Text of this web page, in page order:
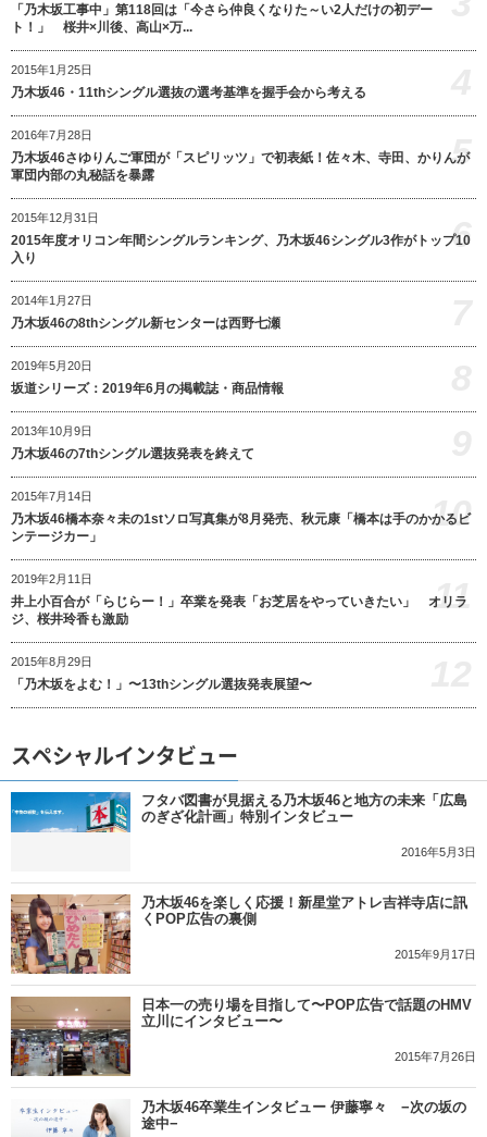
「乃木坂工事中」第118回は「今さら仲良くなりた～い2人だけの初デー
ト！」 桜井×川後、高山×万...
2015年1月25日
乃木坂46・11thシングル選抜の選考基準を握手会から考える
2016年7月28日
乃木坂46さゆりんご軍団が「スピリッツ」で初表紙！佐々木、寺田、かりんが
軍団内部の丸秘話を暴露
5
2015年12月31日
2015年度オリコン年間シングルランキング、乃木坂46シングル3作がトップ10
入り
6
2014年1月27日
乃木坂46の8thシングル新センターは西野七瀬
2019年5月20日
坂道シリーズ：2019年6月の掲載誌・商品情報
2013年10月9日
乃木坂46の7thシングル選抜発表を終えて
2015年7月14日
乃木坂46橋本奈々未の1stソロ写真集が8月発売、秋元康「橋本は手のかかるビ
ンテージカー」
10
2019年2月11日
井上小百合が「らじらー！」卒業を発表「お芝居をやっていきたい」 オリラ
ジ、桜井玲香も激励
11
2015年8月29日
「乃木坂をよむ！」〜13thシングル選抜発表展望〜
スペシャルインタビュー
フタバ図書が見据える乃木坂46と地方の未来「広島
のぎざ化計画」特別インタビュー
2016年5月3日
乃木坂46を楽しく応援！新星堂アトレ吉祥寺店に訊
くPOP広告の裏側
2015年9月17日
日本一の売り場を目指して〜POP広告で話題のHMV
立川にインタビュー〜
2015年7月26日
乃木坂46卒業生インタビュー 伊藤寧々 −次の坂の
途中−